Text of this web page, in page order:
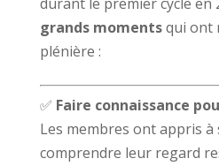
grands momentsqui ont
plénière :
✅ Faire connaissance
Les membres ont appris
comprendre leur regard